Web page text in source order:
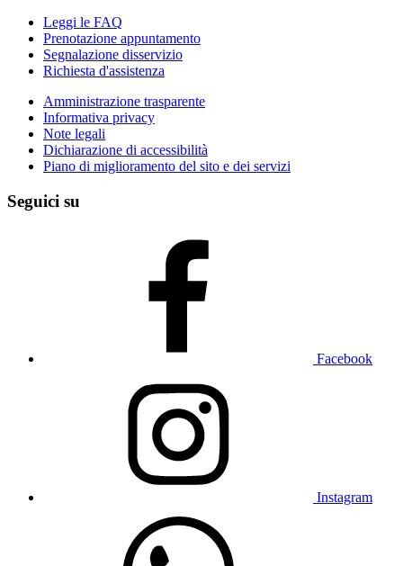
Leggi le FAQ
Prenotazione appuntamento
Segnalazione disservizio
Richiesta d'assistenza
Amministrazione trasparente
Informativa privacy
Note legali
Dichiarazione di accessibilità
Piano di miglioramento del sito e dei servizi
Seguici su
Facebook
Instagram